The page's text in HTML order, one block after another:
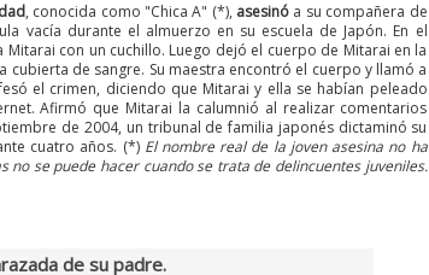
, conocida como "Chica A" (*), asesinó a su compañera de
vacía durante el almuerzo en su escuela de Japón. En el
con un cuchillo. Luego dejó el cuerpo de Mitarai en la
cubierta de sangre. Su maestra encontró el cuerpo y llamó a
el crimen, diciendo que Mitarai y ella se habían peleado
Afirmó que Mitarai la calumnió al realizar comentarios
de 2004, un tribunal de familia japonés dictaminó su
cuatro años. (*) El nombre real de la joven asesina no ha
no se puede hacer cuando se trata de delincuentes juveniles.
de su padre.